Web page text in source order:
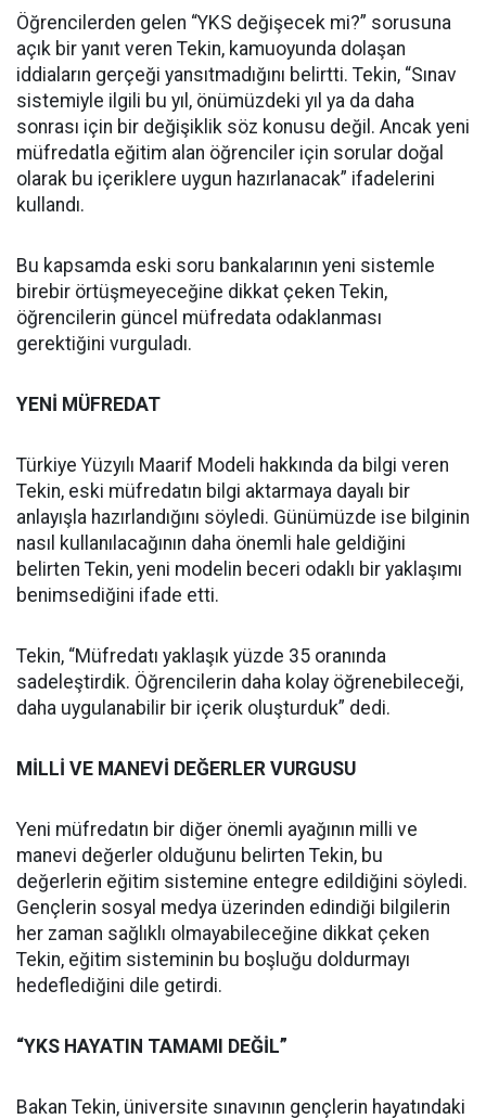
Öğrencilerden gelen “YKS değişecek mi?” sorusuna
açık bir yanıt veren Tekin, kamuoyunda dolaşan
iddiaların gerçeği yansıtmadığını belirtti. Tekin, “Sınav
sistemiyle ilgili bu yıl, önümüzdeki yıl ya da daha
sonrası için bir değişiklik söz konusu değil. Ancak yeni
müfredatla eğitim alan öğrenciler için sorular doğal
olarak bu içeriklere uygun hazırlanacak” ifadelerini
kullandı.
Bu kapsamda eski soru bankalarının yeni sistemle
birebir örtüşmeyeceğine dikkat çeken Tekin,
öğrencilerin güncel müfredata odaklanması
gerektiğini vurguladı.
YENİ MÜFREDAT
Türkiye Yüzyılı Maarif Modeli hakkında da bilgi veren
Tekin, eski müfredatın bilgi aktarmaya dayalı bir
anlayışla hazırlandığını söyledi. Günümüzde ise bilginin
nasıl kullanılacağının daha önemli hale geldiğini
belirten Tekin, yeni modelin beceri odaklı bir yaklaşımı
benimsediğini ifade etti.
Tekin, “Müfredatı yaklaşık yüzde 35 oranında
sadeleştirdik. Öğrencilerin daha kolay öğrenebileceği,
daha uygulanabilir bir içerik oluşturduk” dedi.
MİLLİ VE MANEVİ DEĞERLER VURGUSU
Yeni müfredatın bir diğer önemli ayağının milli ve
manevi değerler olduğunu belirten Tekin, bu
değerlerin eğitim sistemine entegre edildiğini söyledi.
Gençlerin sosyal medya üzerinden edindiği bilgilerin
her zaman sağlıklı olmayabileceğine dikkat çeken
Tekin, eğitim sisteminin bu boşluğu doldurmayı
hedeflediğini dile getirdi.
“YKS HAYATIN TAMAMI DEĞİL”
Bakan Tekin, üniversite sınavının gençlerin hayatındaki